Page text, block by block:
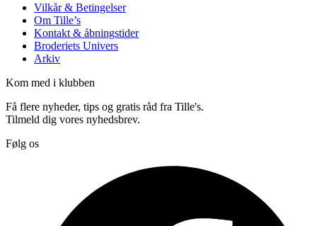
Vilkår & Betingelser
Om Tille’s
Kontakt & åbningstider
Broderiets Univers
Arkiv
Kom med i klubben
Få flere nyheder, tips og gratis råd fra Tille's.
Tilmeld dig vores nyhedsbrev.
Følg os